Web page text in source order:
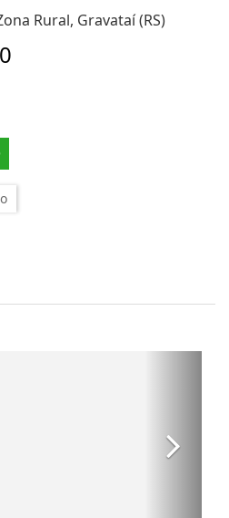
Rural, Gravataí (RS)